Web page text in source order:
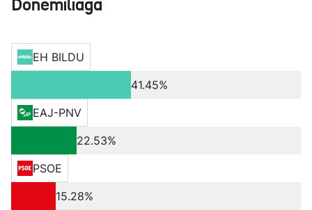
Donemiliaga
EH BILDU
41.45%
EAJ-PNV
22.53%
PSOE
15.28%